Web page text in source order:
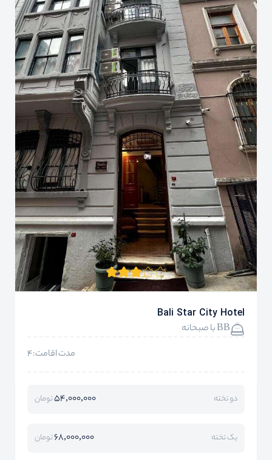
Bali Star City Hotel
BB با صبحانه
مدت اقامت:4
دو تخته 54,000,000تومان
یک تخته 68,000,000تومان